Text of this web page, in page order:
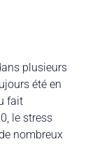
plusieurs
été en
fait
le stress
nombreux